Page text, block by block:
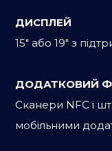
ДИСПЛЕЙ
15″ або 19″ з
ДОДАТКОВИЙ
Сканери NFC і
мобільними